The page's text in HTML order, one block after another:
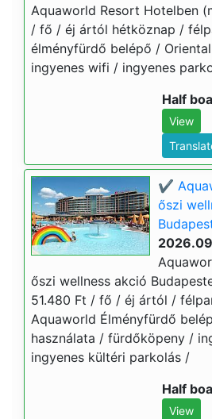
Aquaworld Resort Hotelben
/ fő / éj ártól hétköznap /
élményfürdő belépő /
ingyenes wifi / ingyenes
Half
View
✔️
őszi
őszi wellness akció
51.480 Ft / fő / éj ártól /
Aquaworld Élményfürdő
használata / fürdőköpeny /
ingyenes kültéri parkolás /
Half
View